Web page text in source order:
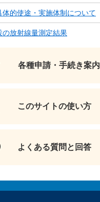
的使途・実施体制について
放射線量測定結果
各種申請・手続き案内
このサイトの使い方
よくある質問と回答